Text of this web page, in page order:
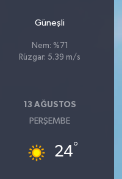
Güneşli
Nem: %71
Rüzgar: 5.39 m/s
13 AĞUSTOS
PERŞEMBE
24°